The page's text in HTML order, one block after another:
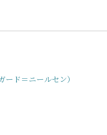
ド＝ニールセン）